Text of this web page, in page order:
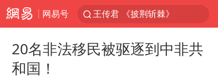
网易号
王传君 《披荆斩棘》
白海豚预计将在浙江苍南到三门一带登陆
20名非法移民被驱逐到中非共
和国！